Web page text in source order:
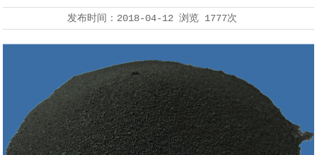
发布时间： 2018-04-12浏览 1777次